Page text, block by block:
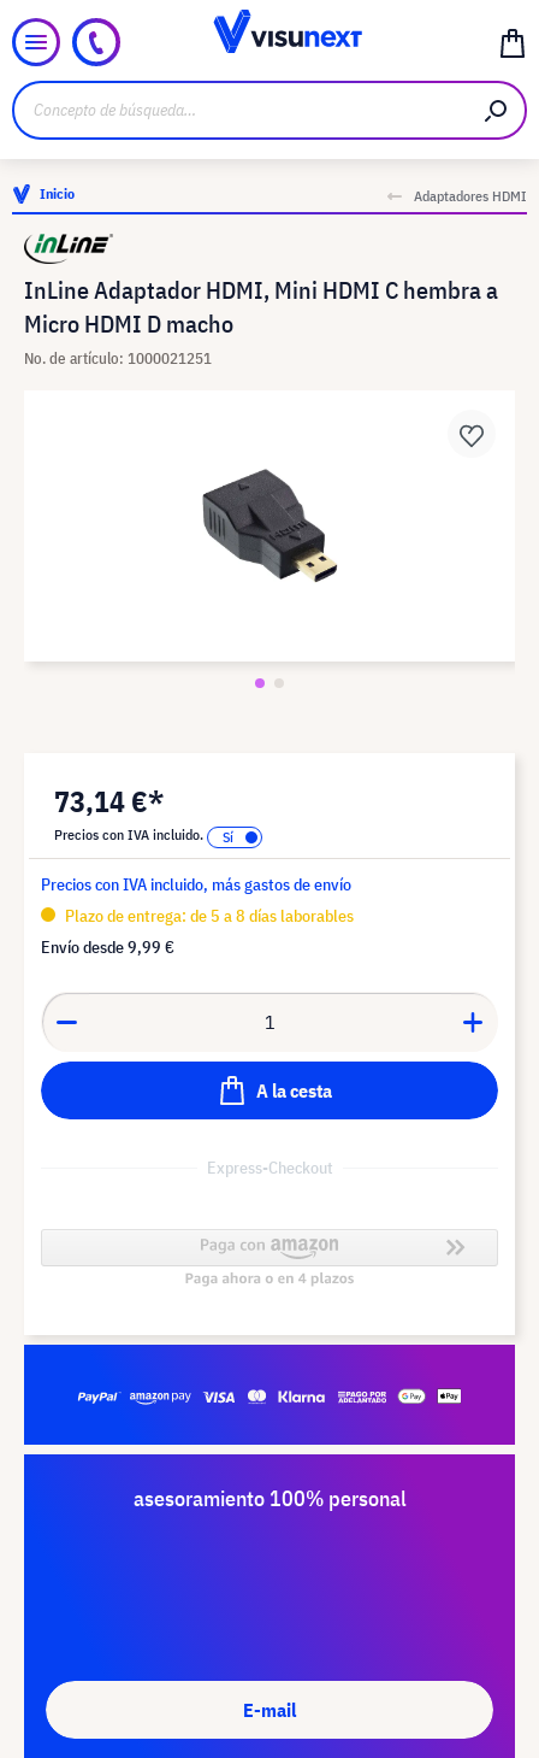
Inicio Adaptadores HDMI
InLine Adaptador HDMI, Mini HDMI C hembra a
Micro HDMI D macho
No. de artículo: 1000021251
73,14 €*
Precios con IVA incluido.
Precios con IVA incluido, más gastos de envío
Plazo de entrega: de 5 a 8 días laborables
Envío desde9,99 €
A la cesta
Express-Checkout
asesoramiento 100% personal
E-mail